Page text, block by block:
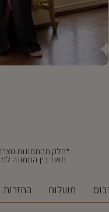
מאוד בין התמונה
משלוח החזרות